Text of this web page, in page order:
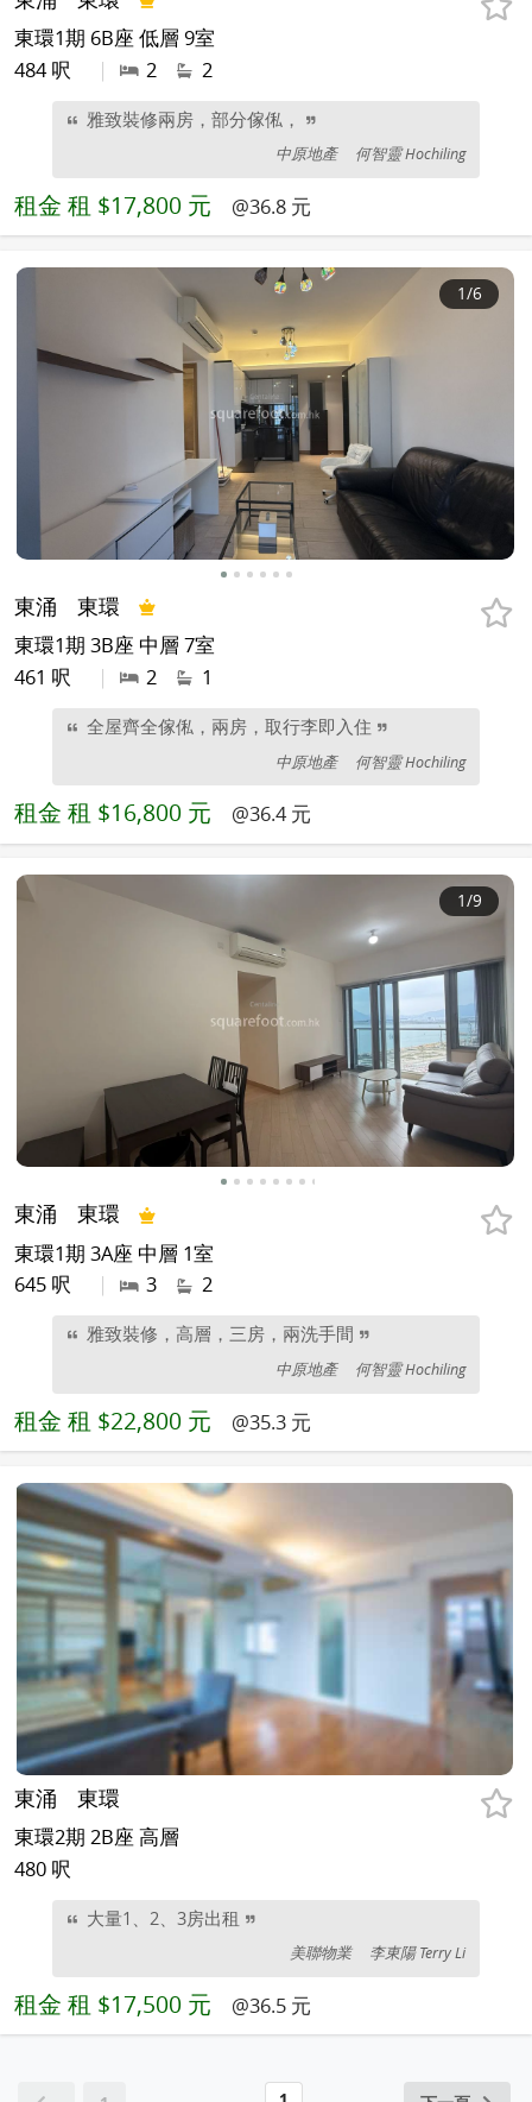
東環1期 6B座 低層 9室
484 呎
| 2 2
雅致裝修兩房，部分傢俬，
中原地產 何智靈 Hochiling
租金 租 $17,800 元 @36.8 元
1/6
東涌 東環
東環1期 3B座 中層 7室
461 呎
| 2 1
全屋齊全傢俬，兩房，取行李即入住
中原地產 何智靈 Hochiling
租金 租 $16,800 元 @36.4 元
1/9
東涌 東環
東環1期 3A座 中層 1室
645 呎
| 3 2
雅致裝修，高層，三房，兩洗手間
中原地產 何智靈 Hochiling
租金 租 $22,800 元 @35.3 元
東涌 東環
東環2期 2B座 高層
480 呎
大量1、2、3房出租
美聯物業 李東陽 Terry Li
租金 租 $17,500 元 @36.5 元